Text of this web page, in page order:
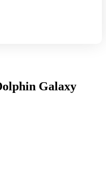
Galaxy